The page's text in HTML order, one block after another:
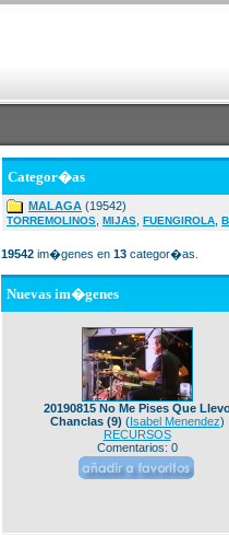
Categor�as
MALAGA (19542)
TORREMOLINOS MIJAS FUENGIROLA
19542 im�genes en 13 categor�as.
Nuevas im�genes
20190815 No Me Pises Que
Chanclas (9) (Isabel Menendez)
RECURSOS
Comentarios: 0